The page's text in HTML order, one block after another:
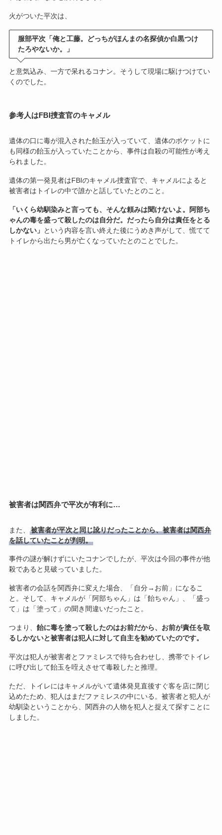
火がついた平次は、
服部平次「俺と工藤。どっちがほんまの名探偵か白黒つけ
たろやないか。」
と意気込み、一方で呆れるコナン。そうして現場に駆けつけてい
くのでした。
参考人はFBI捜査官のキャメル
遺体の口に毒が混入された飴玉が入っていて、遺体のポケットに
も同様の飴玉が入っていたことから、事件は自殺の可能性が考え
られました。
遺体の第一発見者はFBIのキャメル捜査官で、キャメルによると
被害者はトイレの中で誰かと話していたとのこと。
「いくら幼馴染みと言っても、そんな頼みは聞けないよ。阿部ち
ゃんの毒を盛って殺したのは自分だ。だったら自分は責任をとる
しかない」 という内容を言い終えた後にうめき声がして、慌てて
トイレから出たら男が亡くなっていたとのことでした。
被害者は関西弁で平次が有利に…
また、
被害者が平次と同じ訛りだったことから、被害者は関西弁
を話していたことが判明。
事件の謎が解けずにいたコナンでしたが、平次は今回の事件が他
殺であると見破っていました。
被害者の会話を関西弁に変えた場合、「自分→お前」になるこ
と。そして、キャメルが「阿部ちゃん」は「飴ちゃん」、「盛っ
て」は「塗って」の聞き間違いだったこと。
つまり、 飴に毒を塗って殺したのはお前だから、お前が責任を取
るしかないと被害者は犯人に対して自主を勧めていたのです。
平次は犯人が被害者とファミレスで待ち合わせし、携帯でトイレ
に呼び出して飴玉を咥えさせて毒殺したと推理。
ただ、トイレにはキャメルがいて遺体発見直後すぐ客を店に閉じ
込めたため、犯人はまだファミレスの中にいる。被害者と犯人が
幼馴染ということから、関西弁の人物を犯人と捉えて探すことに
しました。